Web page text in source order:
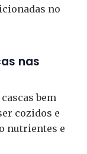
no
nas
bem
cozidos e
nutrientes e